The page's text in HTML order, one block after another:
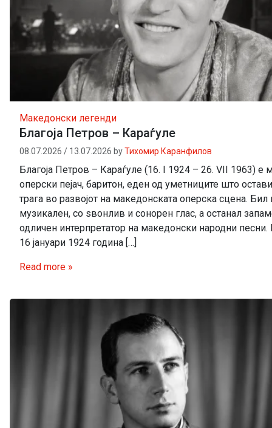
Македонски легенди
Благоја Петров – Караѓуле
08.07.2026 / 13.07.2026 byТихомир Каранфилов
Благоја Петров – Караѓуле (16. I 1924 – 26. VII 1963) е
оперски пејач, баритон, еден од уметниците што
трага во развојот на македонската оперска сцена. Бил
музикален, со ѕвонлив и сонорен глас, а останал
одличен интерпретатор на македонски народни песни.
16 јануари 1924 година […]
Read more »